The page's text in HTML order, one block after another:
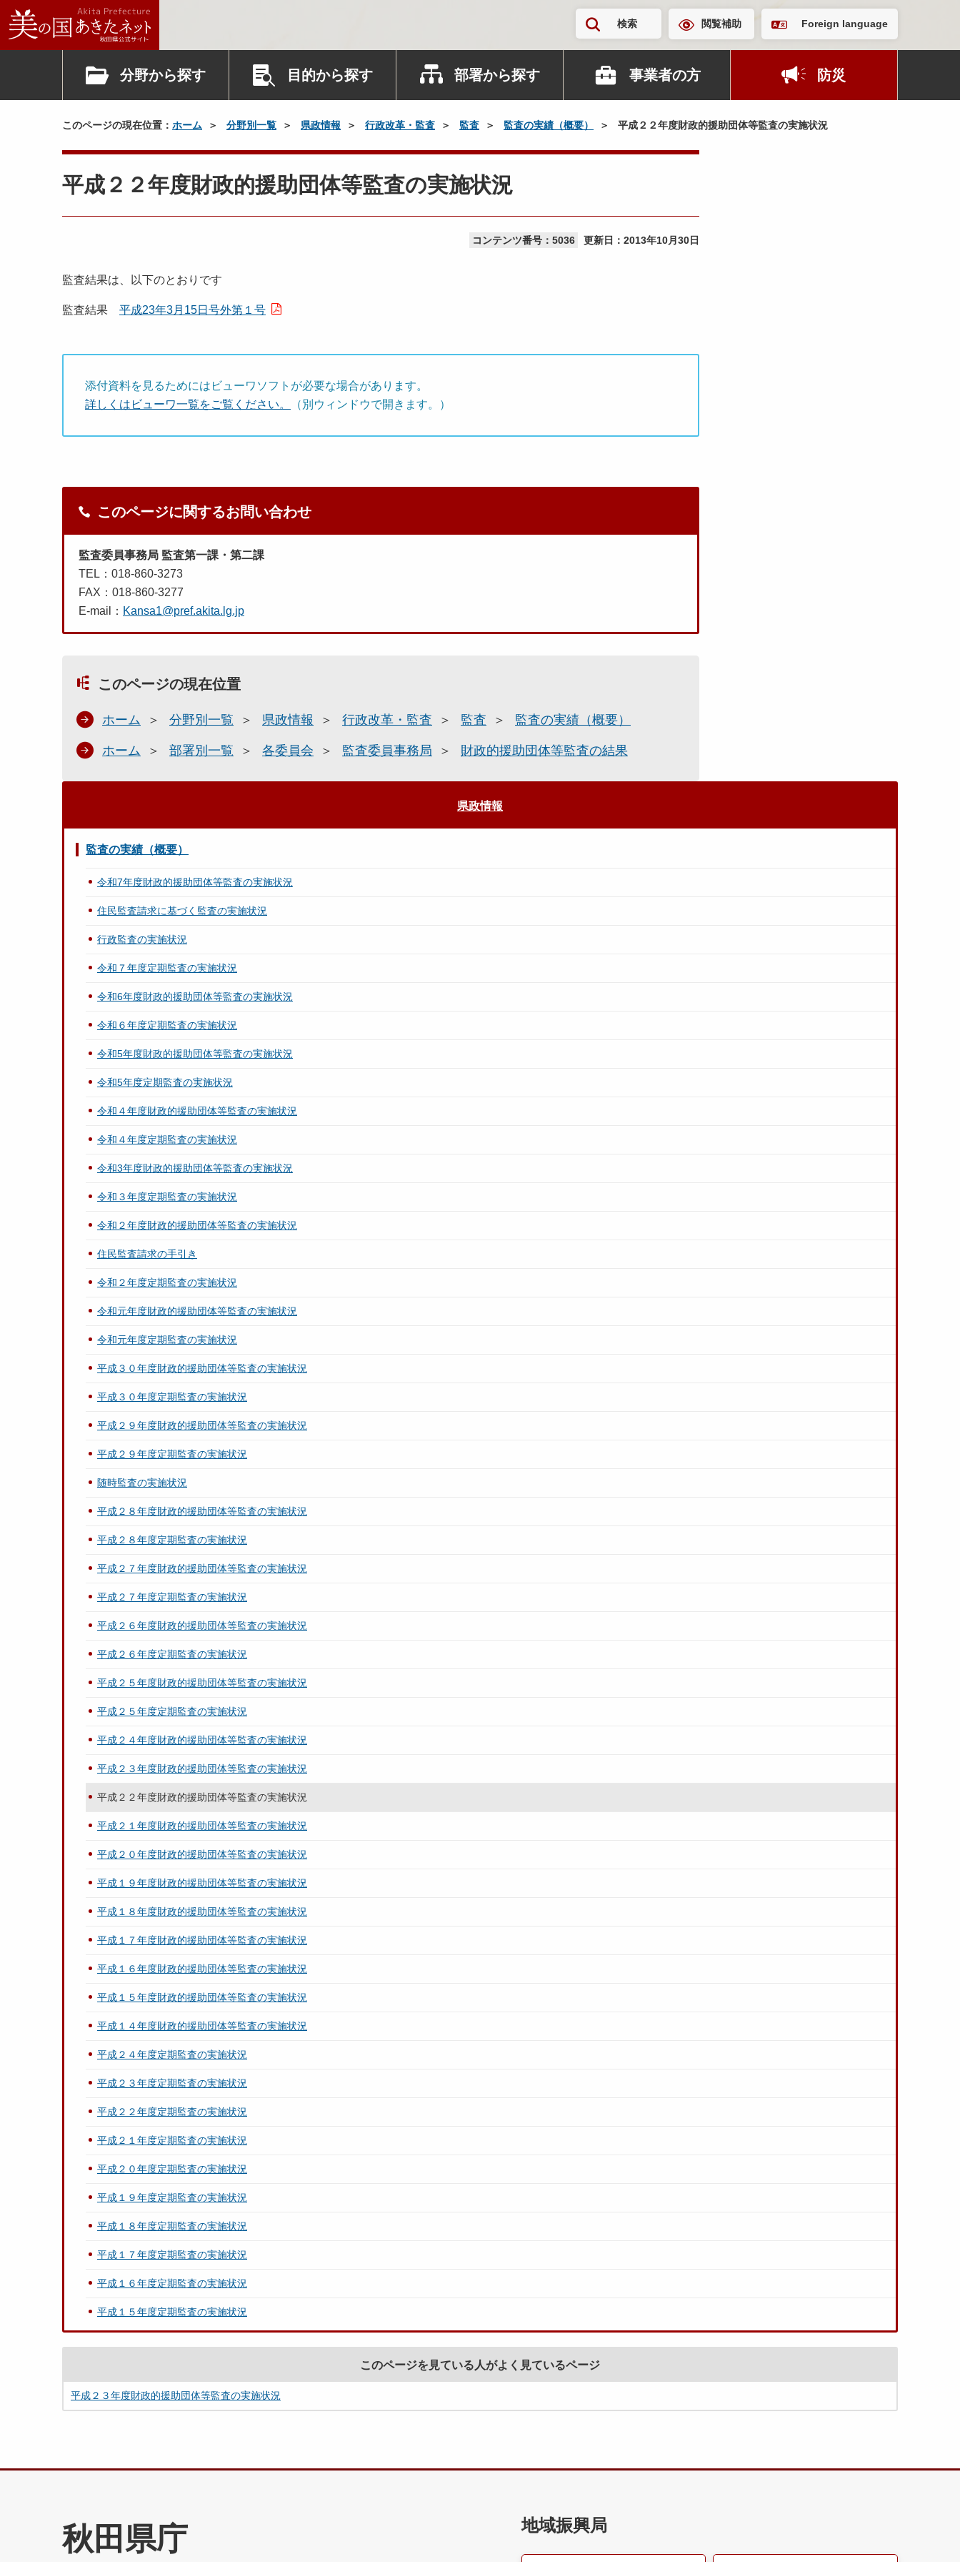
検索 閲覧補助 Foreign language
分野から探す 目的から探す 部署から探す 事業者の方 防災
このページの現在位置： ホーム 分野別一覧 県政情報 行政改革・監査 監査 監査の実績（概要） 平成２２年度財政的援助団体等監査の実施状況
平成２２年度財政的援助団体等監査の実施状況
コンテンツ番号：5036 更新日： 2013年10月30日
監査結果は、以下のとおりです
監査結果 平成23年3月15日号外第１号
添付資料を見るためにはビューワソフトが必要な場合があります。
詳しくはビューワ一覧をご覧ください。
（別ウィンドウで開きます。）
このページに関するお問い合わせ
監査委員事務局 監査第一課・第二課
TEL：018-860-3273
FAX：018-860-3277
E-mail： Kansa1@pref.akita.lg.jp
このページの現在位置
ホーム 分野別一覧 県政情報 行政改革・監査 監査 監査の実績（概要）
ホーム 部署別一覧 各委員会 監査委員事務局 財政的援助団体等監査の結果
県政情報
監査の実績（概要）
令和7年度財政的援助団体等監査の実施状況
住民監査請求に基づく監査の実施状況
行政監査の実施状況
令和７年度定期監査の実施状況
令和6年度財政的援助団体等監査の実施状況
令和６年度定期監査の実施状況
令和5年度財政的援助団体等監査の実施状況
令和5年度定期監査の実施状況
令和４年度財政的援助団体等監査の実施状況
令和４年度定期監査の実施状況
令和3年度財政的援助団体等監査の実施状況
令和３年度定期監査の実施状況
令和２年度財政的援助団体等監査の実施状況
住民監査請求の手引き
令和２年度定期監査の実施状況
令和元年度財政的援助団体等監査の実施状況
令和元年度定期監査の実施状況
平成３０年度財政的援助団体等監査の実施状況
平成３０年度定期監査の実施状況
平成２９年度財政的援助団体等監査の実施状況
平成２９年度定期監査の実施状況
随時監査の実施状況
平成２８年度財政的援助団体等監査の実施状況
平成２８年度定期監査の実施状況
平成２７年度財政的援助団体等監査の実施状況
平成２７年度定期監査の実施状況
平成２６年度財政的援助団体等監査の実施状況
平成２６年度定期監査の実施状況
平成２５年度財政的援助団体等監査の実施状況
平成２５年度定期監査の実施状況
平成２４年度財政的援助団体等監査の実施状況
平成２３年度財政的援助団体等監査の実施状況
平成２２年度財政的援助団体等監査の実施状況
平成２１年度財政的援助団体等監査の実施状況
平成２０年度財政的援助団体等監査の実施状況
平成１９年度財政的援助団体等監査の実施状況
平成１８年度財政的援助団体等監査の実施状況
平成１７年度財政的援助団体等監査の実施状況
平成１６年度財政的援助団体等監査の実施状況
平成１５年度財政的援助団体等監査の実施状況
平成１４年度財政的援助団体等監査の実施状況
平成２４年度定期監査の実施状況
平成２３年度定期監査の実施状況
平成２２年度定期監査の実施状況
平成２１年度定期監査の実施状況
平成２０年度定期監査の実施状況
平成１９年度定期監査の実施状況
平成１８年度定期監査の実施状況
平成１７年度定期監査の実施状況
平成１６年度定期監査の実施状況
平成１５年度定期監査の実施状況
このページを見ている人がよく見ているページ
平成２３年度財政的援助団体等監査の実施状況
秋田県庁 地域振興局